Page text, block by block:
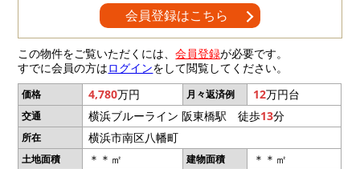
会員登録はこちら
この物件をご覧いただくには、会員登録が必要です。
すでに会員の方はログインをして閲覧してください。
価格 4,780万円 月々返済例 12万円台
交通 横浜ブルーライン 阪東橋駅 徒歩13分
所在 横浜市南区八幡町
土地面積 ＊＊㎡ 建物面積 ＊＊㎡